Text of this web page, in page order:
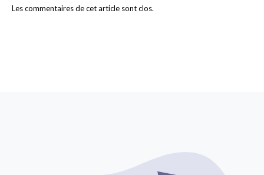
Les commentaires de cet article sont clos.